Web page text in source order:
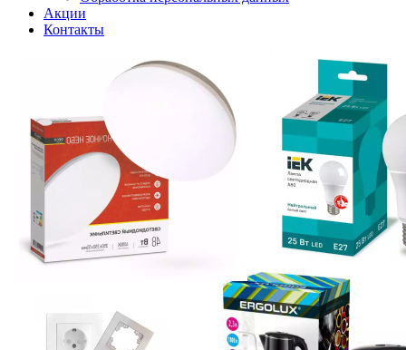
Акции
Контакты